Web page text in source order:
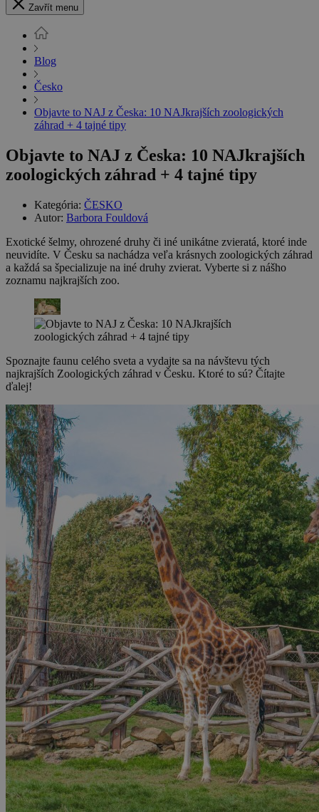
Zavřít menu
Blog
Česko
Objavte to NAJ z Česka: 10 NAJkrajších zoologických
záhrad + 4 tajné tipy
Objavte to NAJ z Česka: 10 NAJkrajších
zoologických záhrad + 4 tajné tipy
Kategória: ČESKO
Autor: Barbora Fouldová
Exotické šelmy, ohrozené druhy či iné unikátne zvieratá, ktoré inde
neuvidíte. V Česku sa nachádza veľa krásnych zoologických záhrad
a každá sa špecializuje na iné druhy zvierat. Vyberte si z nášho
zoznamu najkrajších zoo.
Spoznajte faunu celého sveta a vydajte sa na návštevu tých
najkrajších Zoologických záhrad v Česku. Ktoré to sú? Čítajte
ďalej!